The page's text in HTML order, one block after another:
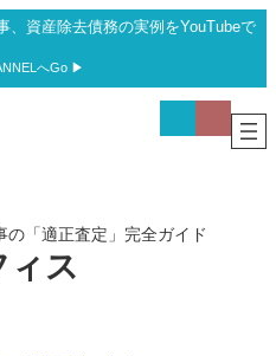
、資産除去債務の実例をYouTubeで
へGo ▶
コ
コ
の「適正査定」完全ガイド
ィス